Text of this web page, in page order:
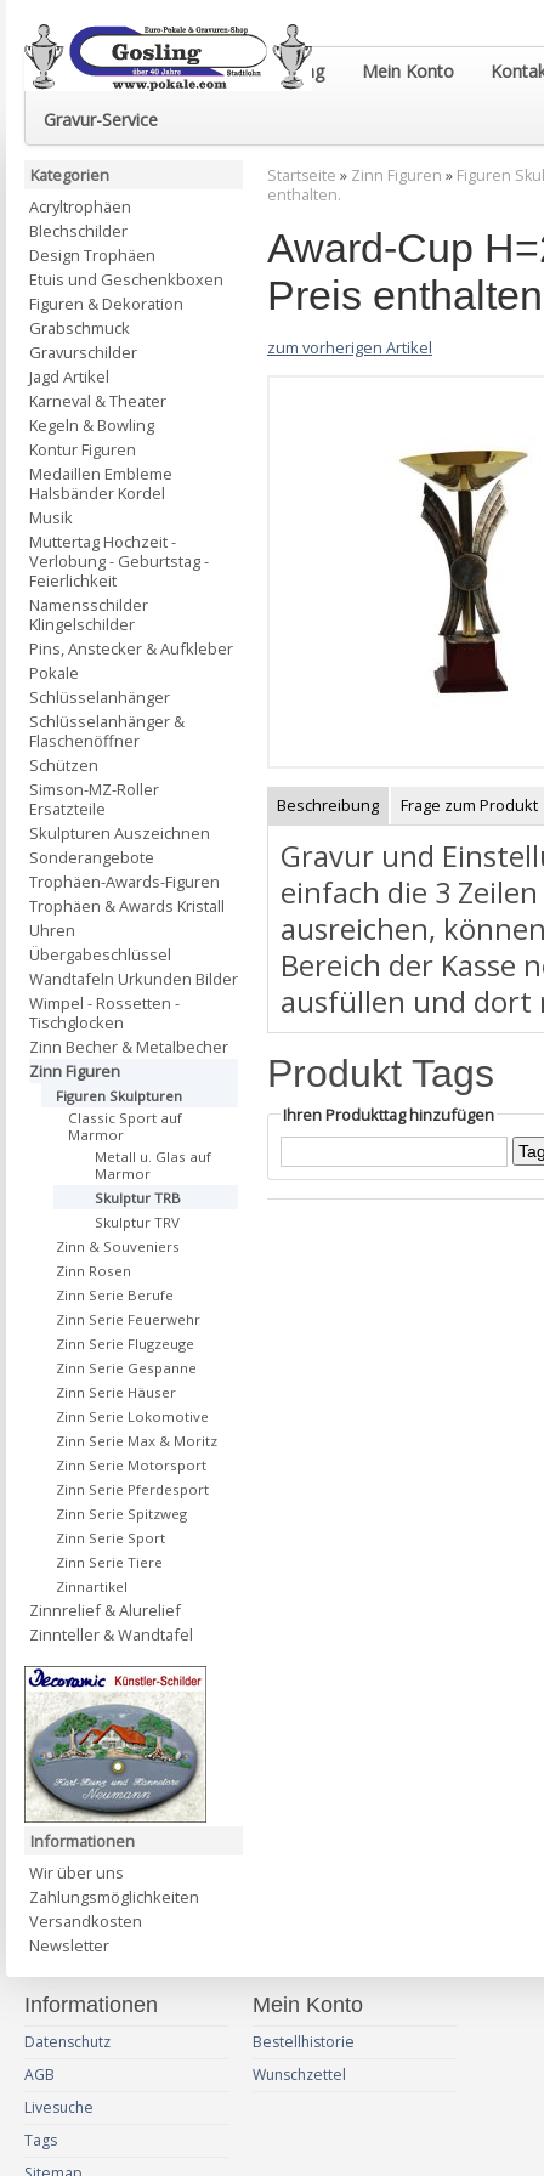
Euro-Pokale & Gravur-Shop Gosling Mein Konto
Gravur-Service
Startseite » Zinn Figuren » Figuren
enthalten.
Award-Cup
Preis
zum vorherigen Artikel
Beschreibung Frage zum Produkt
Gravur und
einfach die 3
ausreichen,
Bereich der Kasse
ausfüllen und dort
Produkt Tags
Ihren Produkttag hinzufügen
Kategorien
Acryltrophäen
Blechschilder
Design Trophäen
Etuis und Geschenkboxen
Figuren & Dekoration
Grabschmuck
Gravurschilder
Jagd Artikel
Karneval & Theater
Kegeln & Bowling
Kontur Figuren
Medaillen Embleme
Halsbänder Kordel
Musik
Muttertag Hochzeit -
Verlobung - Geburtstag -
Feierlichkeit
Namensschilder
Klingelschilder
Pins, Anstecker & Aufkleber
Pokale
Schlüsselanhänger
Schlüsselanhänger &
Flaschenöffner
Schützen
Simson-MZ-Roller
Ersatzteile
Skulpturen Auszeichnen
Sonderangebote
Trophäen-Awards-Figuren
Trophäen & Awards Kristall
Uhren
Übergabeschlüssel
Wandtafeln Urkunden Bilder
Wimpel - Rossetten -
Tischglocken
Zinn Becher & Metalbecher
Zinn Figuren
Figuren Skulpturen
Classic Sport auf
Marmor
Metall u. Glas auf
Marmor
Skulptur TRB
Skulptur TRV
Zinn & Souveniers
Zinn Rosen
Zinn Serie Berufe
Zinn Serie Feuerwehr
Zinn Serie Flugzeuge
Zinn Serie Gespanne
Zinn Serie Häuser
Zinn Serie Lokomotive
Zinn Serie Max & Moritz
Zinn Serie Motorsport
Zinn Serie Pferdesport
Zinn Serie Spitzweg
Zinn Serie Sport
Zinn Serie Tiere
Zinnartikel
Zinnrelief & Alurelief
Zinnteller & Wandtafel
Informationen
Wir über uns
Zahlungsmöglichkeiten
Versandkosten
Newsletter
Informationen
Datenschutz
AGB
Livesuche
Tags
Mein Konto
Bestellhistorie
Wunschzettel